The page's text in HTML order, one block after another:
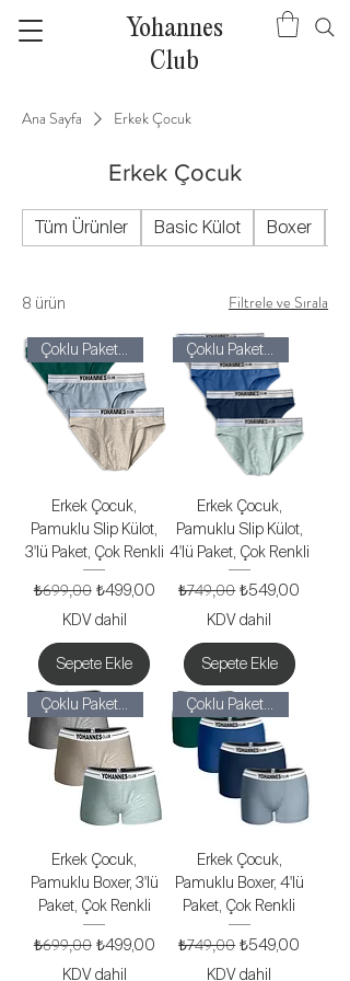
Yohannes
Club
Ana Sayfa Erkek Çocuk
Erkek Çocuk
Tüm Ürünler Basic Külot Boxer
8 ürün Filtrele ve Sırala
Çoklu Paketler
Erkek Çocuk,
Pamuklu Slip Külot,
3'lü Paket, Çok Renkli
Normal Fiyat
₺699,00 İndirimli Fiyat
₺499,00
KDV dahil
Sepete Ekle
Çoklu Paketler
Erkek Çocuk,
Pamuklu Slip Külot,
4'lü Paket, Çok Renkli
Normal Fiyat
₺749,00 İndirimli Fiyat
₺549,00
KDV dahil
Sepete Ekle
Çoklu Paketler
Erkek Çocuk,
Pamuklu Boxer, 3'lü
Paket, Çok Renkli
Normal Fiyat
₺699,00 İndirimli Fiyat
₺499,00
KDV dahil
Çoklu Paketler
Erkek Çocuk,
Pamuklu Boxer, 4'lü
Paket, Çok Renkli
Normal Fiyat
₺749,00 İndirimli Fiyat
₺549,00
KDV dahil